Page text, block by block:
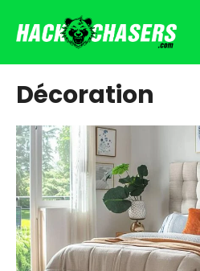
au
Décoration